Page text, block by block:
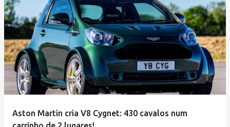
Aston Martin cria V8 Cygnet: 430 cavalos num